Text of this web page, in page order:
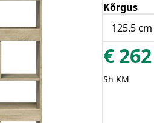
Kõrgus
125.5 cm
€ 262
Sh KM